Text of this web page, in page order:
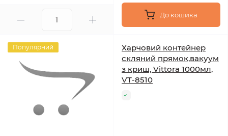
До кошика
Популярний
Харчовий контейнер
скляний прямок,вакуум
з криш, Vittora 1000мл,
VT-8510